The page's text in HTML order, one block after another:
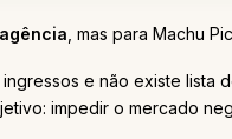
, mas para Machu
e não existe lista
impedir o mercado